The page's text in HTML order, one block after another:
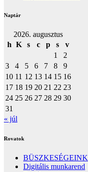
Naptár
2026. augusztus
h K s c p s
v
1
2
3
4 5 6 7 8
9
10 11 12 13 14 15 16
17 18 19 20 21 22 23
24 25 26 27 28 29 30
31
« júl
Rovatok
BÜSZKESÉGEINK
Digitális munkarend